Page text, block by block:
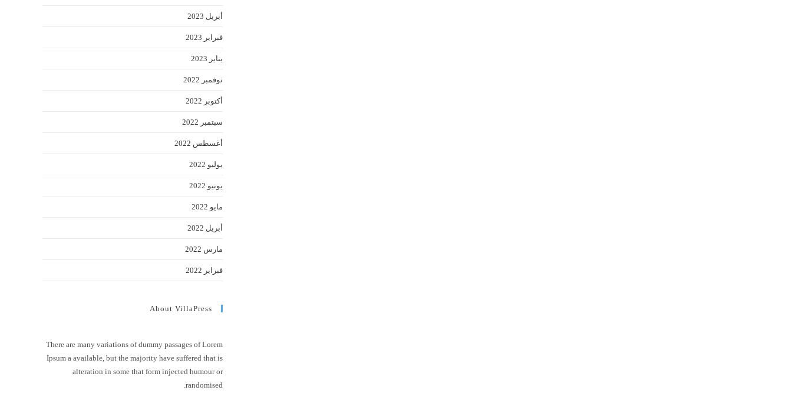
أبريل 2023
فبراير 2023
يناير 2023
نوفمبر 2022
أكتوبر 2022
سبتمبر 2022
أغسطس 2022
يوليو 2022
يونيو 2022
مايو 2022
أبريل 2022
مارس 2022
فبراير 2022
About VillaPress
There are many variations of dummy passages of Lorem
Ipsum a available, but the majority have suffered that is
alteration in some that form injected humour or
randomised.